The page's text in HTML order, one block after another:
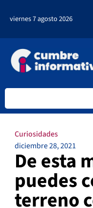
viernes 7 agosto 2026
Curiosidades
diciembre 28, 2021
De esta
puedes
terreno